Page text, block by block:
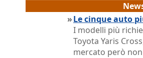
»Le cinque auto
I modelli più
Toyota Yaris
mercato però